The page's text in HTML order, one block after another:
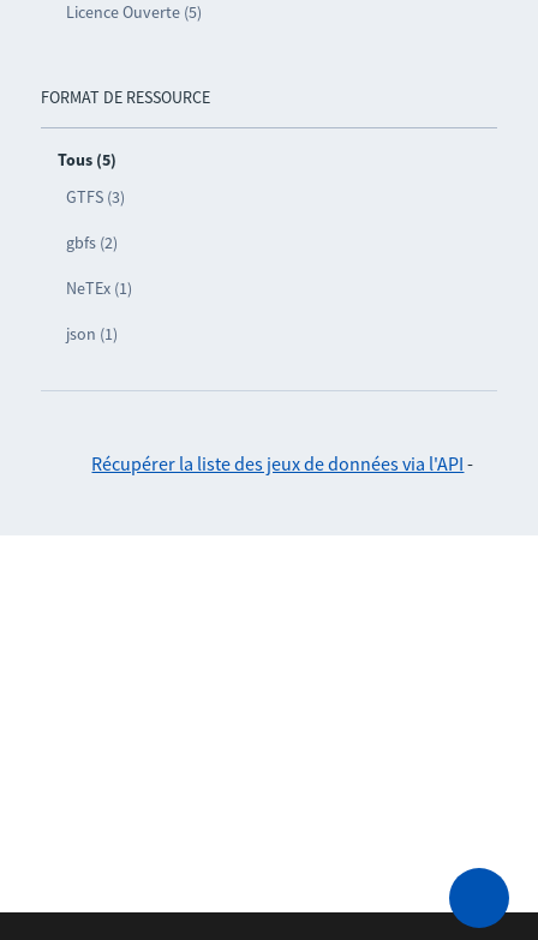
Licence Ouverte (5)
FORMAT DE RESSOURCE
Tous (5)
GTFS (3)
gbfs (2)
NeTEx (1)
json (1)
Récupérer la liste des jeux de données via l'API -